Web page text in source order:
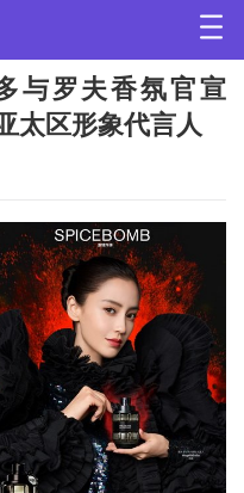
与罗夫香氛官宣
太区形象代言人